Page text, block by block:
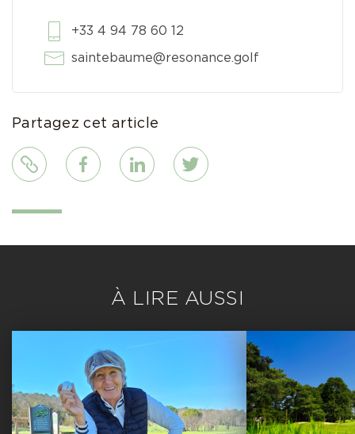
+33 4 94 78 60 12
saintebaume@resonance.golf
Partagez cet article
Lien FacebookLinkedIn Twitter
À LIRE AUSSI